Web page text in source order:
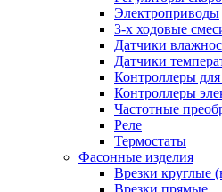
Электроприводы
3-х ходовые
Датчики
Датчики
Контроллеры
Контроллеры
Частотные
Реле
Термостаты
Фасонные изделия
Врезки круглые
Врезки прямые